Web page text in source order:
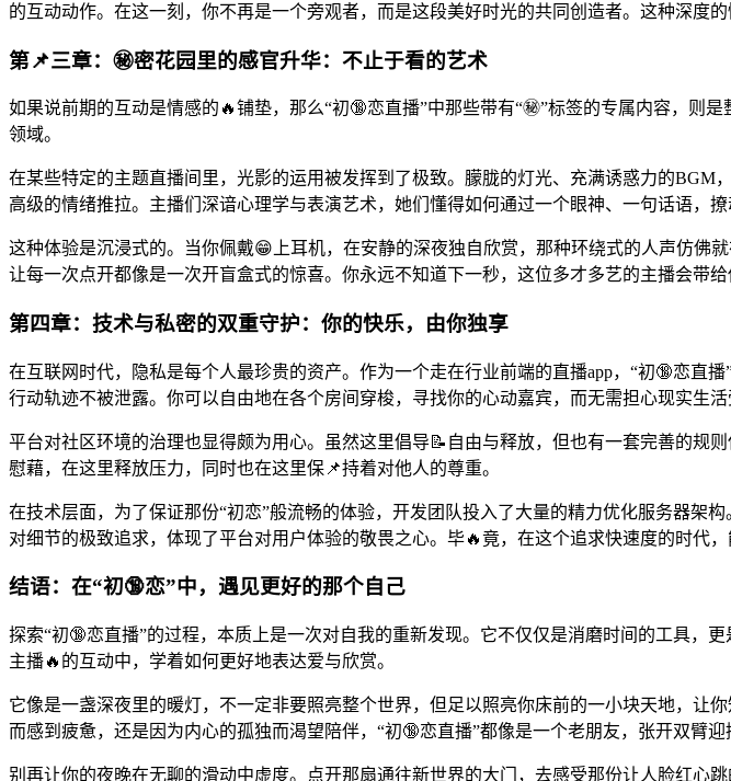
的互动动作。在这一刻，你不再是一个旁观者，而是这段美好时光的共同创造者。这种深度
第📌三章：㊙️密花园里的感官升华：不止于看的艺术
如果说前期的互动是情感的🔥铺垫，那么“初🔞恋直播”中那些带有“㊙️”标签的专属内容，则
领域。
在某些特定的主题直播间里，光影的运用被发挥到了极致。朦胧的灯光、充满诱惑力的
高级的情绪推拉。主播们深谙心理学与表演艺术，她们懂得如何通过一个眼神、一句话语，撩
这种体验是沉浸式的。当你佩戴😁上耳机，在安静的深夜独自欣赏，那种环绕式的人声仿佛
让每一次点开都像是一次开盲盒式的惊喜。你永远不知道下一秒，这位多才多艺的主播会带
第四章：技术与私密的双重守护：你的快乐，由你独享
在互联网时代，隐私是每个人最珍贵的资产。作为一个走在行业前端的直播app，“初🔞恋直
行动轨迹不被泄露。你可以自由地在各个房间穿梭，寻找你的心动嘉宾，而无需担心现实生活
平台对社区环境的治理也显得颇为用心。虽然这里倡导📝自由与释放，但也有一套完善的规
慰藉，在这里释放压力，同时也在这里保📌持着对他人的尊重。
在技术层面，为了保证那份“初恋”般流畅的体验，开发团队投入了大量的精力优化服务器架
对细节的极致追求，体现了平台对用户体验的敬畏之心。毕🔥竟，在这个追求快速度的时代
结语：在“初🔞恋”中，遇见更好的那个自己
探索“初🔞恋直播”的过程，本质上是一次对自我的重新发现。它不仅仅是消磨时间的工具，
主播🔥的互动中，学着如何更好地表达爱与欣赏。
它像是一盏深夜里的暖灯，不一定非要照亮整个世界，但足以照亮你床前的一小块天地，让
而感到疲惫，还是因为内心的孤独而渴望陪伴，“初🔞恋直播”都像是一个老朋友，张开双臂迎
别再让你的夜晚在无聊的滑动中虚度。点开那扇通往新世界的大门，去感受那份让人脸红心